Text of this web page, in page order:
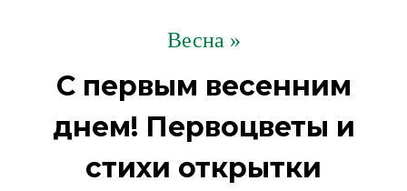
Весна »
С первым весенним
днем! Первоцветы и
стихи открытки